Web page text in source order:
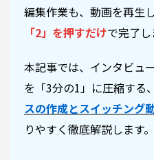
編集作業も、動画を再生
「2」を押すだけで完了し
本記事では、インタビュ
を「3分の1」に圧縮する、
スの作成とスイッチング動
りやすく徹底解説します。